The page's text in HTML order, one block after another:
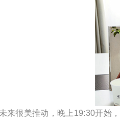
来很美推动，晚上19:30开始